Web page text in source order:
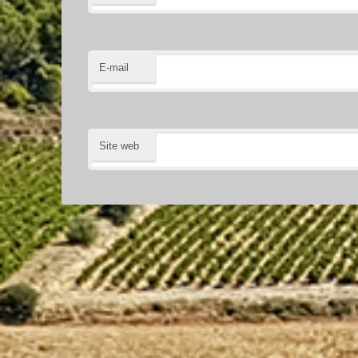
E-mail
Site web